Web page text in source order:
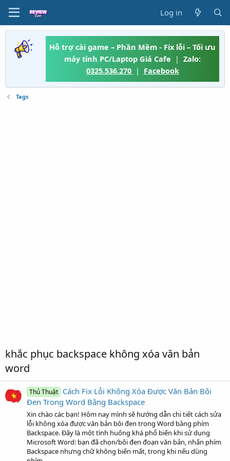
Log in
Hỗ trợ cài game – Phần Mềm - Fix lỗi – Tối ưu
máy tính PC/Laptop Giá Cafe | Zalo:
0325.536.270 | Facebook
Tags
khắc phục backspace không xóa văn bản
word
Thủ Thuật Cách Fix Lỗi Không Xóa Được Văn Bản Bôi
Đen Trong Word Bằng Backspace
Xin chào các bạn! Hôm nay mình sẽ hướng dẫn chi tiết cách sửa
lỗi không xóa được văn bản bôi đen trong Word bằng phím
Backspace. Đây là một tình huống khá phổ biến khi sử dụng
Microsoft Word: bạn đã chọn/bôi đen đoạn văn bản, nhấn phím
Backspace nhưng chữ không biến mất, trong khi nếu dùng